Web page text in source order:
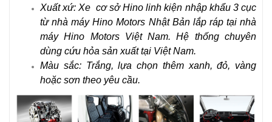
Xuất xứ: Xe cơ sở Hino linh kiện nhập khẩu 3 cục
từ nhà máy Hino Motors Nhật Bản lắp ráp tại nhà
máy Hino Motors Việt Nam. Hệ thống chuyên
dùng cứu hỏa sản xuất tại Việt Nam.
Màu sắc: Trắng, lựa chọn thêm xanh, đỏ, vàng
hoặc sơn theo yêu cầu.